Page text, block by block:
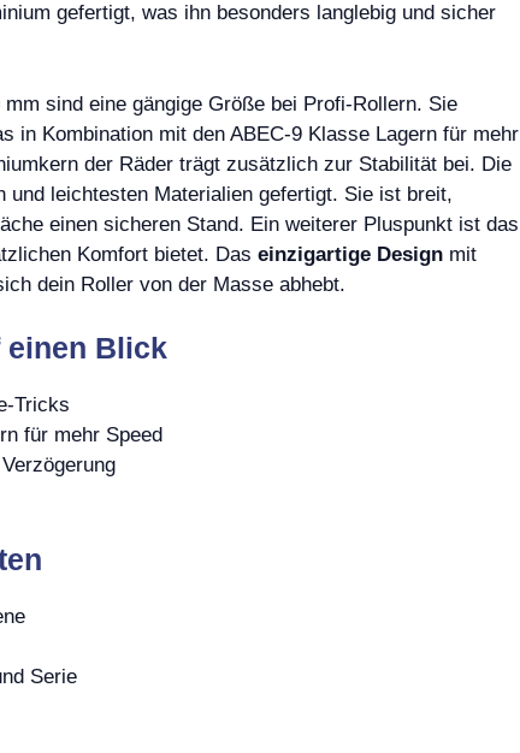
gefertigt, was ihn besonders langlebig und sicher
sind eine gängige Größe bei Profi-Rollern. Sie
in Kombination mit den ABEC-9 Klasse Lagern für mehr
der Räder trägt zusätzlich zur Stabilität bei. Die
leichtesten Materialien gefertigt. Sie ist breit,
einen sicheren Stand. Ein weiterer Pluspunkt ist das
Komfort bietet. Das einzigartige Design mit
dein Roller von der Masse abhebt.
einen Blick
Tricks
für mehr Speed
Serie